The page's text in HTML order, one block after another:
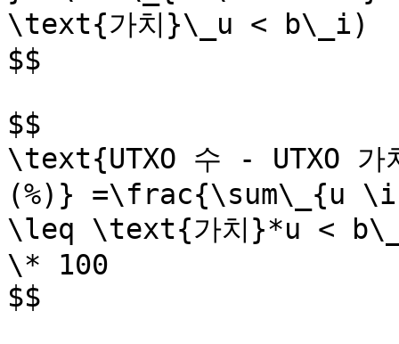
\text{가치}\_u < b\_i)
$$
$$
\text{UTXO 수 - UTXO 가
(%)} =\frac{\sum\_{u
\leq \text{가치}*u <
\* 100
$$